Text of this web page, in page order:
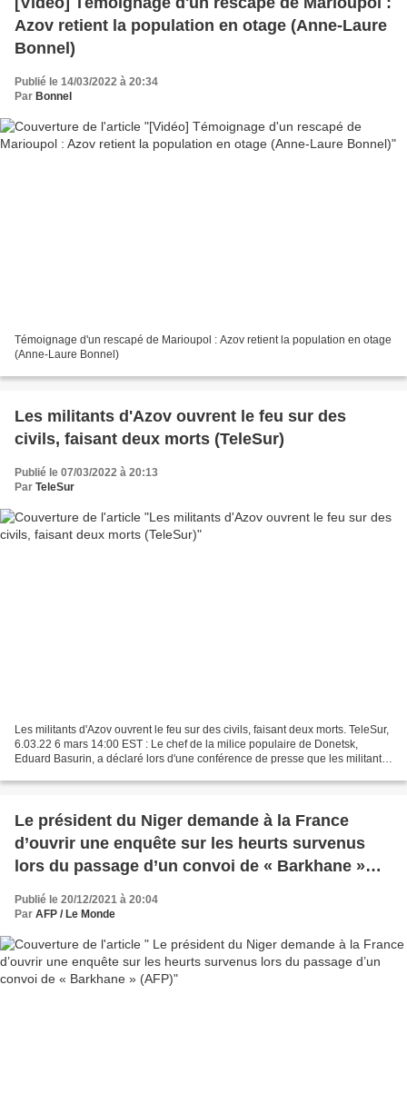
Azov retient la population en otage (Anne-Laure
Bonnel)
Publié le 14/03/2022 à 20:34
Par Bonnel
Témoignage d'un rescapé de Marioupol : Azov retient la population en otage
(Anne-Laure Bonnel)
Les militants d'Azov ouvrent le feu sur des
civils, faisant deux morts (TeleSur)
Publié le 07/03/2022 à 20:13
Par TeleSur
Les militants d'Azov ouvrent le feu sur des civils, faisant deux morts. TeleSur,
6.03.22 6 mars 14:00 EST : Le chef de la milice populaire de Donetsk,
Eduard Basurin, a déclaré lors d'une conférence de presse que les militants
Le président du Niger demande à la France
d’ouvrir une enquête sur les heurts survenus
lors du passage d’un convoi de « Barkhane »
(AFP)
Publié le 20/12/2021 à 20:04
Par AFP / Le Monde